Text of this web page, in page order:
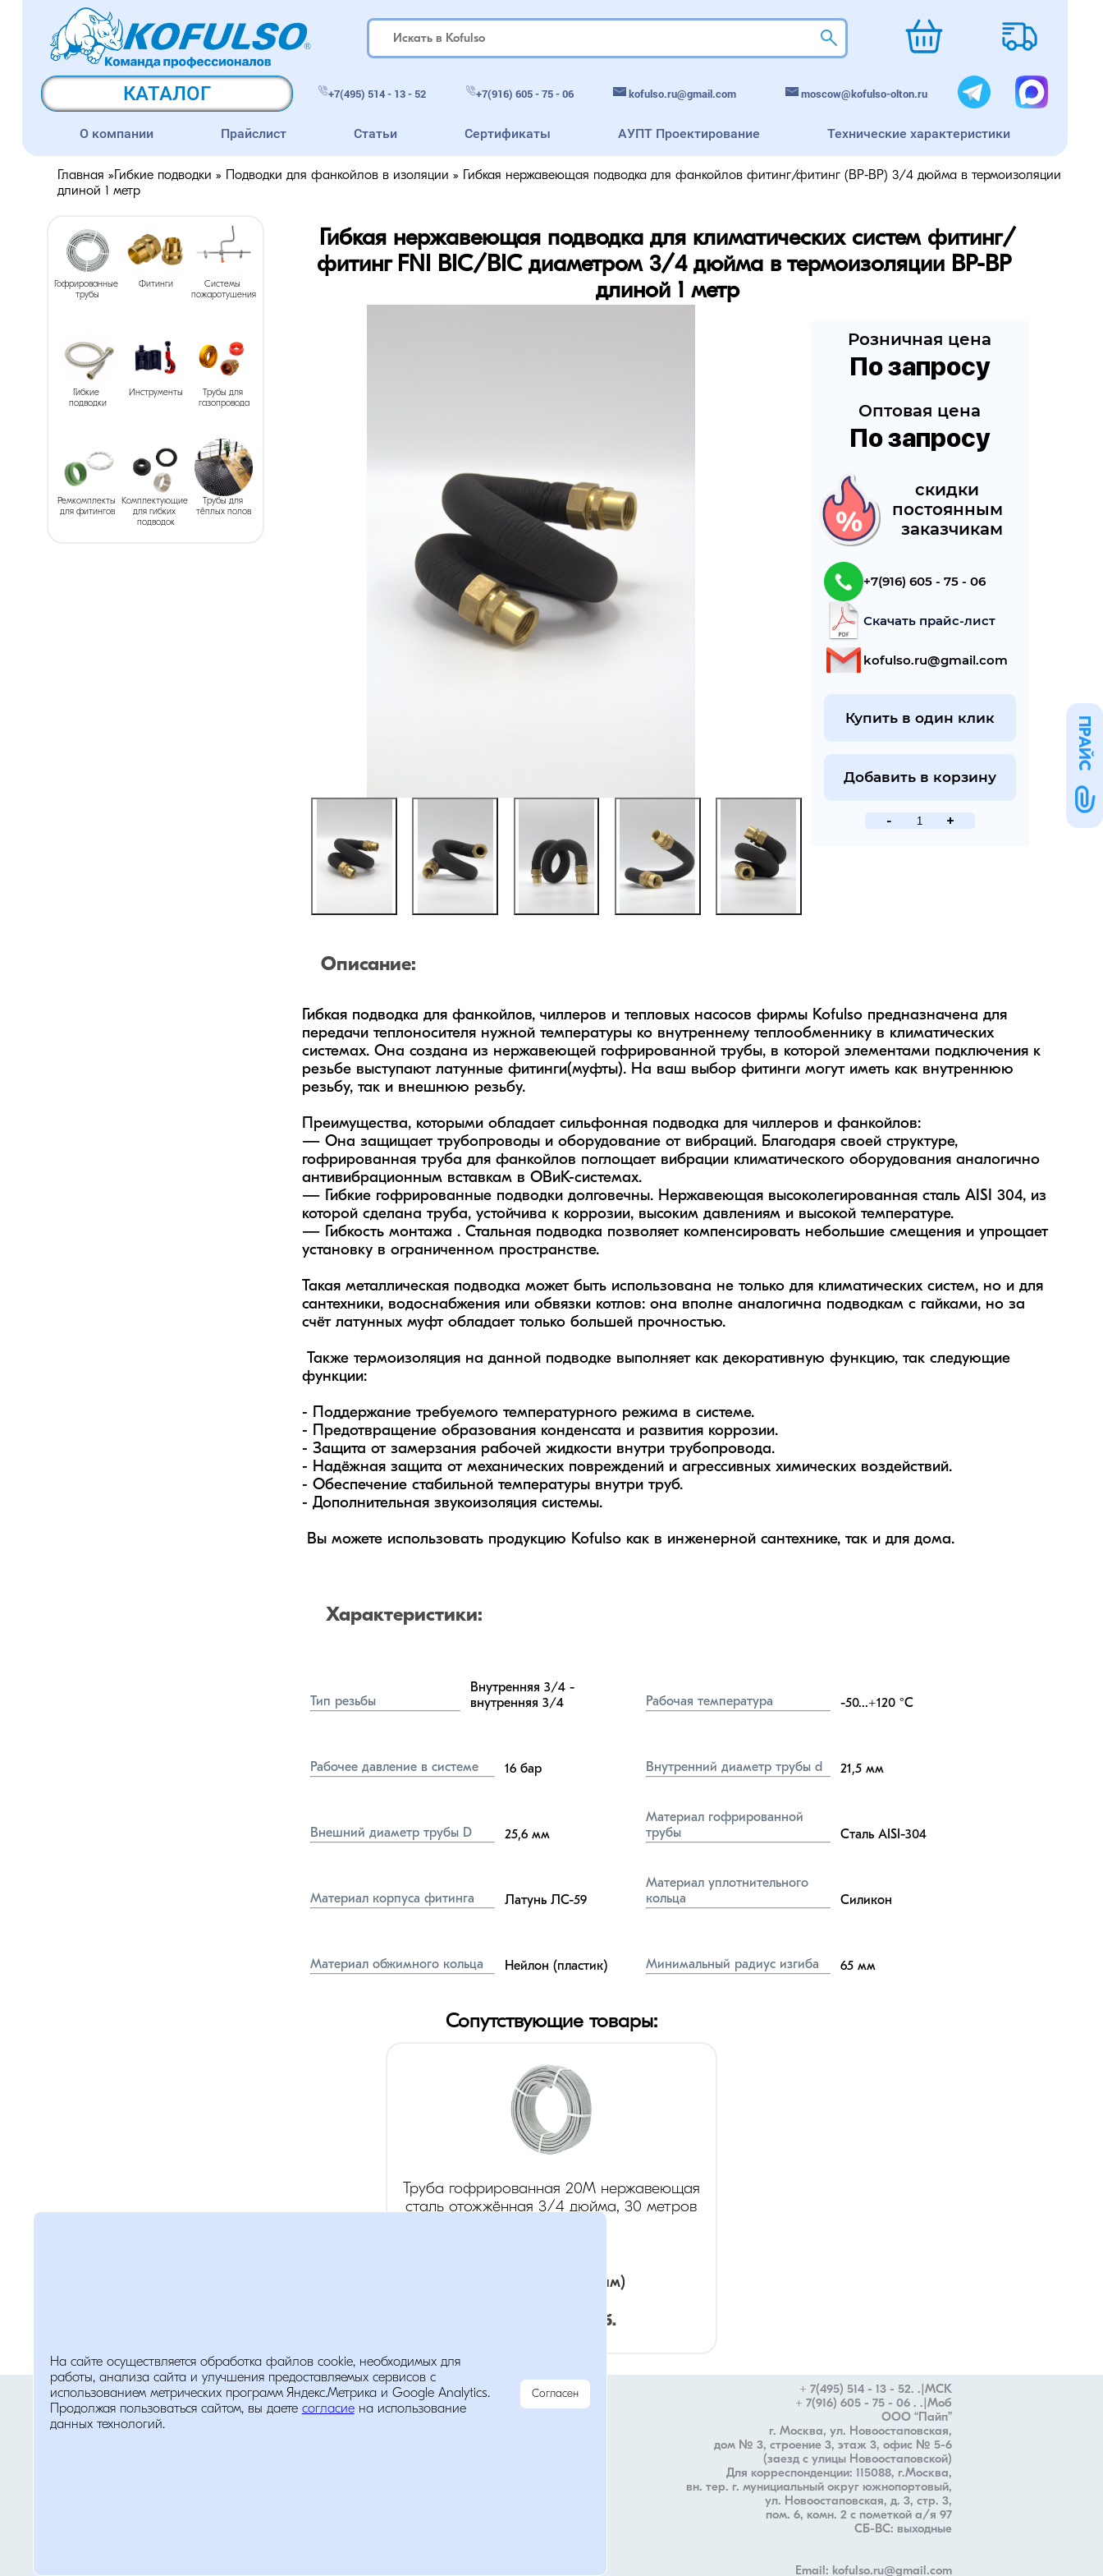
КАТАЛОГ +7(495) 514 - 13 - 52 +7(916) 605 - 75 - 06 kofulso.ru@gmail.com moscow@kofulso-olton.ru
О компании Прайслист Статьи Сертификаты АУПТ Проектирование Технические характеристики
Главная » Гибкие подводки » Подводки для фанкойлов в изоляции »
Гибкая нержавеющая подводка для фанкойлов фитинг/фитинг (ВР-ВР) 3/4 дюйма в термоизоляции
длиной 1 метр
Гофрированные
трубы
Фитинги
Системы
пожаротушения
Гибкие
подводки
Инструменты
Трубы для
газопровода
Ремкомплекты
для фитингов
Комплектующие
для гибких
подводок
Трубы для
тёплых полов
Гибкая нержавеющая подводка для климатических систем фитинг/
фитинг FNI BIC/BIC диаметром 3/4 дюйма в термоизоляции ВР-ВР
длиной 1 метр
Розничная цена
По запросу
Оптовая цена
По запросу
cкидки
постоянным
заказчикам
+7(916) 605 - 75 - 06
Скачать прайс-лист
kofulso.ru@gmail.com
Купить в один клик
Добавить в корзину
- +
Описание:
Гибкая подводка для фанкойлов, чиллеров и тепловых насосов фирмы Kofulso предназначена для
передачи теплоносителя нужной температуры ко внутреннему теплообменнику в климатических
системах. Она создана из нержавеющей гофрированной трубы, в которой элементами подключения к
резьбе выступают латунные фитинги(муфты). На ваш выбор фитинги могут иметь как внутреннюю
резьбу, так и внешнюю резьбу.
Преимущества, которыми обладает сильфонная подводка для чиллеров и фанкойлов:
— Она защищает трубопроводы и оборудование от вибраций. Благодаря своей структуре,
гофрированная труба для фанкойлов поглощает вибрации климатического оборудования аналогично
антивибрационным вставкам в ОВиК-системах.
— Гибкие гофрированные подводки долговечны. Нержавеющая высоколегированная сталь AISI 304, из
которой сделана труба, устойчива к коррозии, высоким давлениям и высокой температуре.
— Гибкость монтажа . Стальная подводка позволяет компенсировать небольшие смещения и упрощает
установку в ограниченном пространстве.
Такая металлическая подводка может быть использована не только для климатических систем, но и для
сантехники, водоснабжения или обвязки котлов: она вполне аналогична подводкам с гайками, но за
счёт латунных муфт обладает только большей прочностью.
функции:
- Поддержание требуемого температурного режима в системе.
- Предотвращение образования конденсата и развития коррозии.
- Защита от замерзания рабочей жидкости внутри трубопровода.
- Надёжная защита от механических повреждений и агрессивных химических воздействий.
- Обеспечение стабильной температуры внутри труб.
- Дополнительная звукоизоляция системы.
Вы можете использовать продукцию Kofulso как в инженерной сантехнике, так и для дома.
Характеристики:
Тип резьбы
Внутренняя 3/4 -
внутренняя 3/4
Рабочая температура -50...+120 °C
Рабочее давление в системе 16 бар Внутренний диаметр трубы d 21,5 мм
Внешний диаметр трубы D 25,6 мм
Материал гофрированной
трубы
Сталь AISI-304
Материал корпуса фитинга Латунь ЛС-59
Материал уплотнительного
кольца
Силикон
Материал обжимного кольца Нейлон (пластик) Минимальный радиус изгиба 65 мм
Сопутствующие товары:
Труба гофрированная 20М нержавеющая
сталь отожжённая 3/4 дюйма, 30 метров
(дюйм)
руб.
Опт:220руб.
ПРАЙС
На сайте осуществляется обработка файлов cookie, необходимых для
работы, анализа сайта и улучшения предоставляемых сервисов с
использованием метрических программ Яндекс.Метрика и Google Analytics.
Продолжая пользоваться сайтом, вы даете согласиена использование
данных технологий.
Согласен
Помощь
Политика обработки персональных данных
Мы в соц. сетях
+ 7(495) 514 - 13 - 52. .|МСК
+ 7(916) 605 - 75 - 06 . .|Моб
ООО “Пайп”
г. Москва, ул. Новоостаповская,
дом № 3, строение 3, этаж 3, офис № 5-6
(заезд с улицы Новоостаповской)
Для корреспонденции: 115088, г.Москва,
вн. тер. г. мунициальный округ южнопортовый,
ул. Новоостаповская, д. 3, стр. 3,
пом. 6, комн. 2 с пометкой а/я 97
СБ-ВС: выходные
Email: kofulso.ru@gmail.com